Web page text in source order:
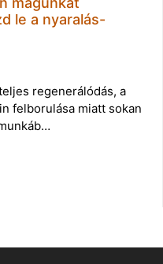
le a nyaralás-
regenerálódás, a
felborulása miatt sokan